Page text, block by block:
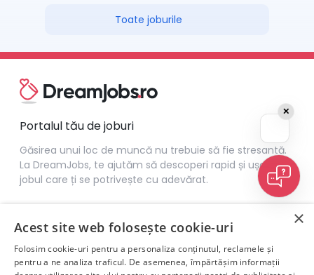
Toate joburile
Portalul tău de joburi
Găsirea unui loc de muncă nu trebuie să fie stresantă.
La DreamJobs, te ajutăm să descoperi rapid și ușor
jobul care ți se potrivește cu adevărat.
✕
×
Acest site web folosește cookie-uri
Folosim cookie-uri pentru a personaliza conținutul, reclamele și
pentru a ne analiza traficul. De asemenea, împărtășim informații